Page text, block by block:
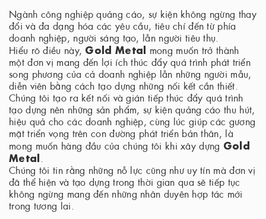
Ngành công nghiệp quảng cáo, sự kiện không ngừng thay
đổi và đa dạng hóa các yêu cầu, tiêu chí đến từ phía
doanh nghiệp, người sáng tạo, lẫn người tiêu thụ.
Hiểu rõ điều này, Gold Metal mong muốn trở thành
một đơn vị mang đến lợi ích thúc đẩy quá trình phát triển
song phương của cả doanh nghiệp lẫn những người mẫu,
diễn viên bằng cách tạo dựng những nối kết cần thiết.
Chúng tôi tạo ra kết nối và gián tiếp thúc đẩy quá trình
tạo dựng nên những sản phẩm, sự kiện quảng cáo thu hút,
hiệu quả cho các doanh nghiệp, cùng lúc giúp các gương
mặt triển vọng trên con đường phát triển bản thân, là
mong muốn hàng đầu của chúng tôi khi xây dựng Gold
Metal
Chúng tôi tin rằng những nỗ lực cũng như uy tín mà đơn vị
đã thể hiện và tạo dựng trong thời gian qua sẽ tiếp tục
không ngừng mang đến những nhân duyên hợp tác mới
trong tương lai.